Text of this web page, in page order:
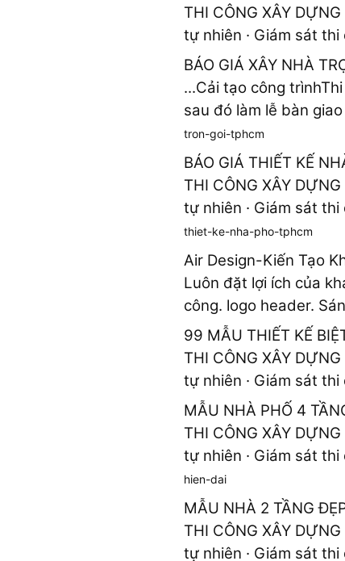
THI CÔNG XÂY
tự nhiên · Giám sát
BÁO GIÁ XÂY NHÀ
...Cải tạo công
sau đó làm lễ bàn
tron-goi-tphcm
BÁO GIÁ THIẾT KẾ
THI CÔNG XÂY
tự nhiên · Giám sát
thiet-ke-nha-pho-tphcm
Air Design-Kiến Tạo
Luôn đặt lợi ích của
công. logo header.
99 MẪU THIẾT KẾ
THI CÔNG XÂY
tự nhiên · Giám sát
MẪU NHÀ PHỐ 4
THI CÔNG XÂY
tự nhiên · Giám sát
hien-dai
MẪU NHÀ 2 TẦNG
THI CÔNG XÂY
tự nhiên · Giám sát